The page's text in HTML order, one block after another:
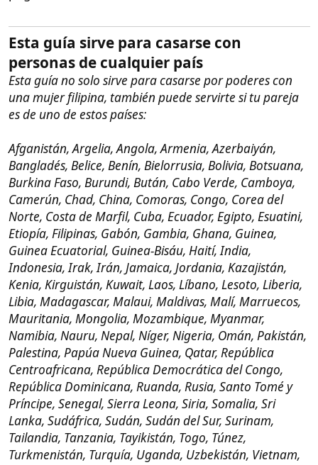
Palestina, Papúa Nueva Guinea, Qatar, República
Centroafricana, República Democrática del Congo,
República Dominicana, Ruanda, Rusia, Santo Tomé y
Príncipe, Senegal, Sierra Leona, Siria, Somalia, Sri
Lanka, Sudáfrica, Sudán, Sudán del Sur, Surinam,
Tailandia, Tanzania, Tayikistán, Togo, Túnez,
Turkmenistán, Turquía, Uganda, Uzbekistán, Vietnam,
Yemen, Zambia, Zimbabue.
El plan inicial de esta guía, así
como pros y contras
La idea es que puedas casarte en España, bajo la ley
Española.Ella otorgará un podernotarial a alguien
de tu familia o amigo, que la representará en
matrimonio en España. Por ejemplo, tú novia va al
consulado y allí ella hace un poder para que tu
madre la represente en la boda. Luego vas a un
notario con tu madre y te casas con tu novia, pero tu
madre da el si quiero por ella.
Con Este método podéis casaros a distanciabajo el
regimen deseparación de bienesogananciales
(según pactéis con vuestra pareja), de esto ya
hablaremos más adelante.
Con esta guíaquedarás casado solo en España, y
servirá para poder viajar juntos a España, e